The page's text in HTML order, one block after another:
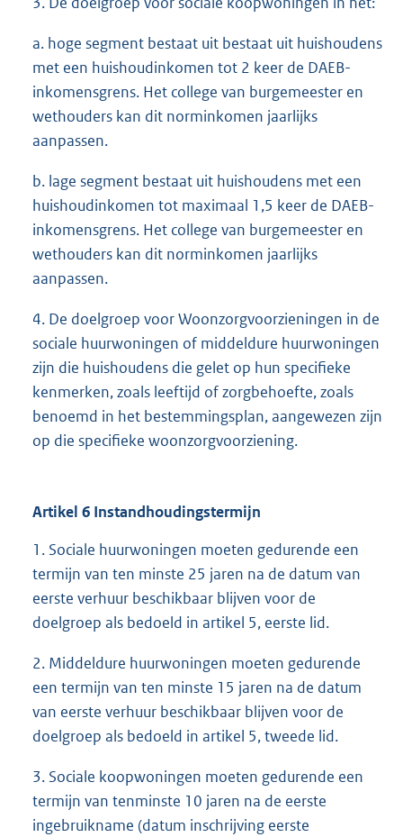
a. hoge segment bestaat uit bestaat uit huishoudens
met een huishoudinkomen tot 2 keer de DAEB-
inkomensgrens. Het college van burgemeester en
wethouders kan dit norminkomen jaarlijks
aanpassen.
b. lage segment bestaat uit huishoudens met een
huishoudinkomen tot maximaal 1,5 keer de DAEB-
inkomensgrens. Het college van burgemeester en
wethouders kan dit norminkomen jaarlijks
aanpassen.
4. De doelgroep voor Woonzorgvoorzieningen in de
sociale huurwoningen of middeldure huurwoningen
zijn die huishoudens die gelet op hun specifieke
kenmerken, zoals leeftijd of zorgbehoefte, zoals
benoemd in het bestemmingsplan, aangewezen zijn
op die specifieke woonzorgvoorziening.
Artikel 6 Instandhoudingstermijn
1. Sociale huurwoningen moeten gedurende een
termijn van ten minste 25 jaren na de datum van
eerste verhuur beschikbaar blijven voor de
doelgroep als bedoeld in artikel 5, eerste lid.
2. Middeldure huurwoningen moeten gedurende
een termijn van ten minste 15 jaren na de datum
van eerste verhuur beschikbaar blijven voor de
doelgroep als bedoeld in artikel 5, tweede lid.
3. Sociale koopwoningen moeten gedurende een
termijn van tenminste 10 jaren na de eerste
ingebruikname (datum inschrijving eerste